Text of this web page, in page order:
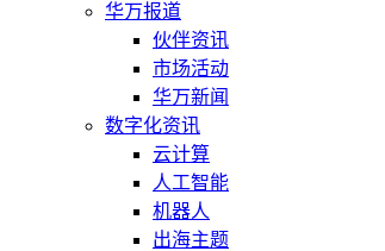
华万报道
伙伴资讯
市场活动
华万新闻
数字化资讯
云计算
人工智能
机器人
出海主题